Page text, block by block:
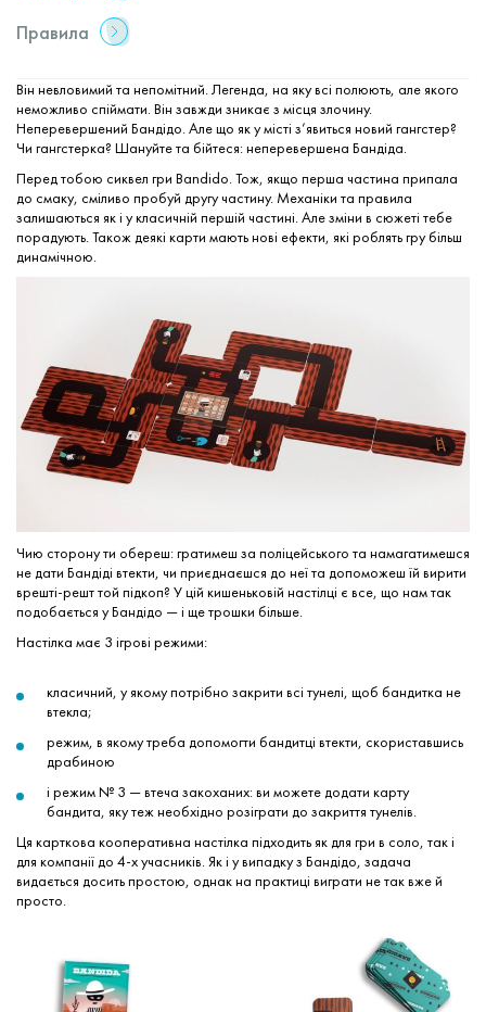
Правила
Він невловимий та непомітний. Легенда, на яку всі полюють, але якого
неможливо спіймати. Він завжди зникає з місця злочину.
Неперевершений Бандідо. Але що як у місті з’явиться новий гангстер?
Чи гангстерка? Шануйте та бійтеся: неперевершена Бандіда.
Перед тобою сиквел гри Bandido. Тож, якщо перша частина припала
до смаку, сміливо пробуй другу частину. Механіки та правила
залишаються як і у класичній першій частині. Але зміни в сюжеті тебе
порадують. Також деякі карти мають нові ефекти, які роблять гру більш
динамічною.
Чию сторону ти обереш: гратимеш за поліцейського та намагатимешся
не дати Бандіді втекти, чи приєднаєшся до неї та допоможеш їй вирити
врешті-решт той підкоп? У цій кишеньковій настілці є все, що нам так
подобається у Бандідо — і ще трошки більше.
Настілка має 3 ігрові режими:
класичний, у якому потрібно закрити всі тунелі, щоб бандитка не
втекла;
режим, в якому треба допомогти бандитці втекти, скориставшись
драбиною
і режим № 3 — втеча закоханих: ви можете додати карту
бандита, яку теж необхідно розіграти до закриття тунелів.
Ця карткова кооперативна настілка підходить як для гри в соло, так і
для компанії до 4-х учасників. Як і у випадку з Бандідо, задача
видається досить простою, однак на практиці виграти не так вже й
просто.